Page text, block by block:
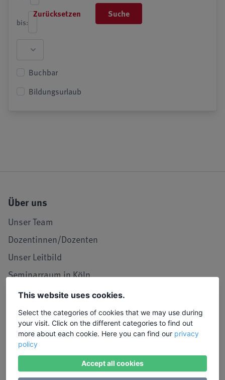
bis:
Buchbar
Bildungsurlaub
Zurücksetzen Suche
Über uns
Unser Team
Dozentinnen/Dozenten
Unser Leitbild
Seminarraum in Köln
LIW in den Medien
Jobs und Karriere
Referenzen / Kooperationen
Service
Kontakt, Lob und Kritik
This website uses cookies.
Select the categories of cookies that we may use during
your visit. Click on the different categories to find out
more about each cookie. Here you can find our privacy
policy
Accept all cookies